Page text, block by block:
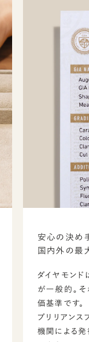
安心の決め
国内外の最
ダイヤモンド
が一般的。
価基準です。
ブリリアン
機関による発